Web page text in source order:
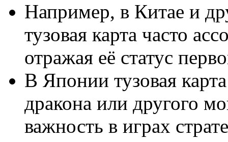
Например, в Китае и
тузовая карта часто
отражая её статус
В Японии тузовая
дракона или другого
важность в играх